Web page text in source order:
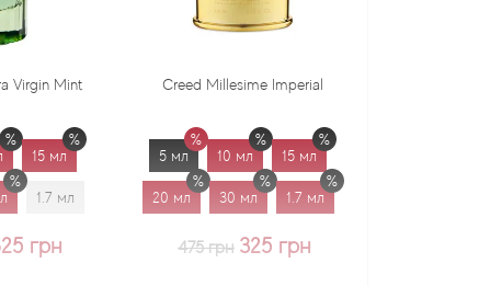
Creed Millesime Imperial
5 мл 10 мл 15 мл
20 мл 1.7 мл
475 грн
Dr. Gritti Tutu
5 мл 10 мл
20 мл 30 мл